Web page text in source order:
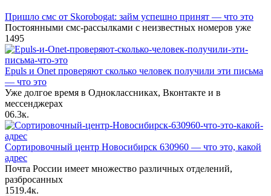
Пришло смс от Skorobogat: займ успешно принят — что это
Постоянными смс-рассылками с неизвестных номеров уже
1495
Epuls и Onet проверяют сколько человек получили эти письма
— что это
Уже долгое время в Одноклассниках, Вконтакте и в
мессенджерах
06.3к.
Сортировочный центр Новосибирск 630960 — что это, какой
адрес
Почта России имеет множество различных отделений,
разбросанных
1519.4к.